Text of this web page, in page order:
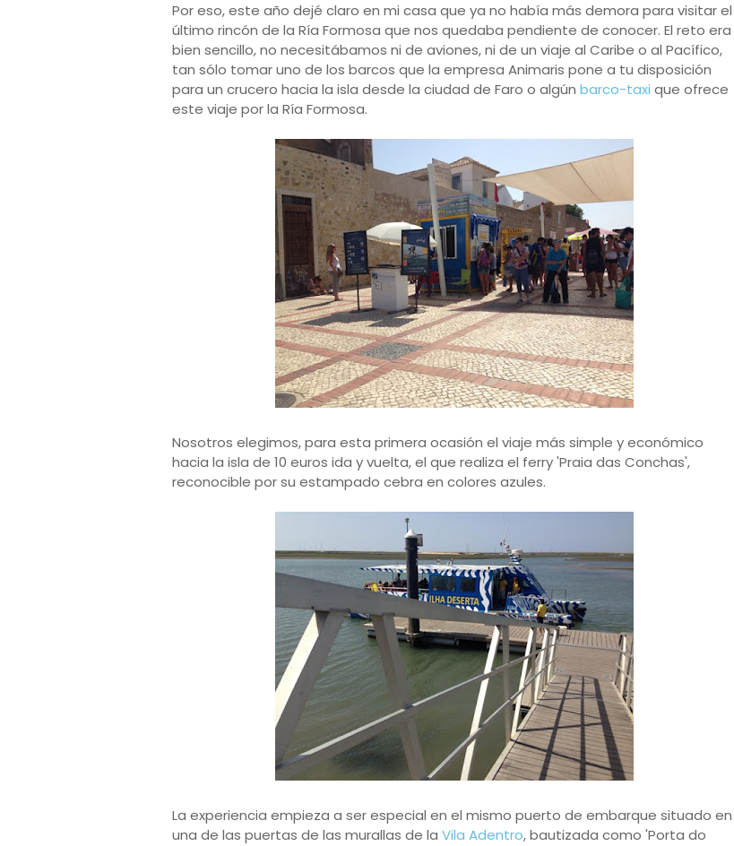
Por eso, este año dejé claro en mi casa que ya no había más demora para visitar el
último rincón de la Ría Formosa que nos quedaba pendiente de conocer. El reto era
bien sencillo, no necesitábamos ni de aviones, ni de un viaje al Caribe o al Pacífico,
tan sólo tomar uno de los barcos que la empresa Animaris pone a tu disposición
para un crucero hacia la isla desde la ciudad de Faro o algún barco-taxi que ofrece
este viaje por la Ría Formosa.
Nosotros elegimos, para esta primera ocasión el viaje más simple y económico
hacia la isla de 10 euros ida y vuelta, el que realiza el ferry 'Praia das Conchas',
reconocible por su estampado cebra en colores azules.
La experiencia empieza a ser especial en el mismo puerto de embarque situado en
una de las puertas de las murallas de la Vila Adentro, bautizada como 'Porta do